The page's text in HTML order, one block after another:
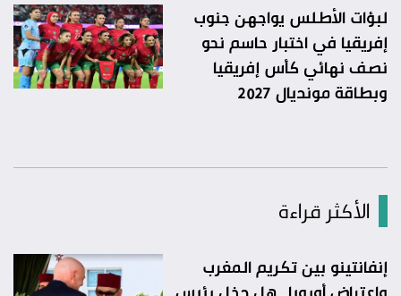
لبؤات الأطلس يواجهن جنوب
إفريقيا في اختبار حاسم نحو
نصف نهائي كأس إفريقيا
وبطاقة مونديال 2027
الأكثر قراءة
إنفانتينو بين تكريم المغرب